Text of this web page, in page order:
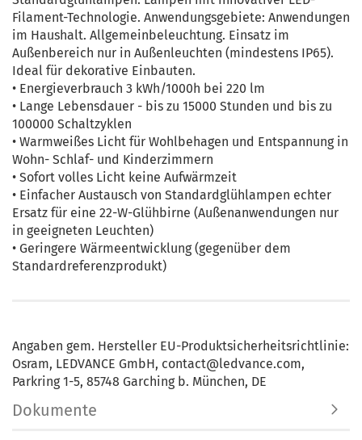
Filament-Technologie. Anwendungsgebiete: Anwendungen
im Haushalt. Allgemeinbeleuchtung. Einsatz im
Außenbereich nur in Außenleuchten (mindestens IP65).
Ideal für dekorative Einbauten.
• Energieverbrauch 3 kWh/1000h bei 220 lm
• Lange Lebensdauer - bis zu 15000 Stunden und bis zu
100000 Schaltzyklen
• Warmweißes Licht für Wohlbehagen und Entspannung in
Wohn- Schlaf- und Kinderzimmern
• Sofort volles Licht keine Aufwärmzeit
• Einfacher Austausch von Standardglühlampen echter
Ersatz für eine 22-W-Glühbirne (Außenanwendungen nur
in geeigneten Leuchten)
• Geringere Wärmeentwicklung (gegenüber dem
Standardreferenzprodukt)
Angaben gem. Hersteller EU-Produktsicherheitsrichtlinie:
Osram, LEDVANCE GmbH, contact@ledvance.com,
Parkring 1-5, 85748 Garching b. München, DE
Dokumente